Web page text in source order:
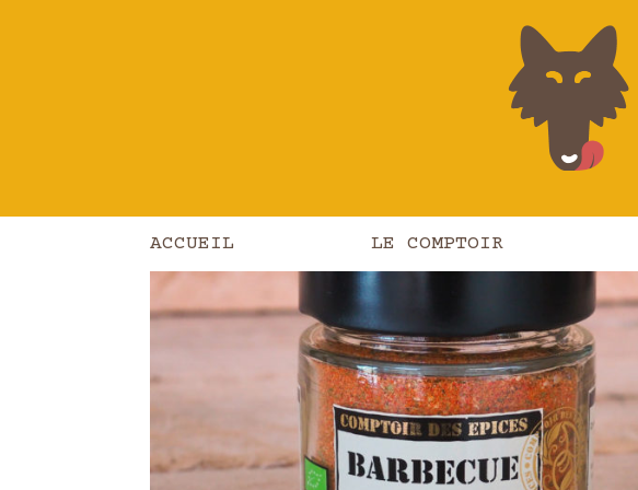
ACCUEIL LE COMPTOIR
/ Barbecue – 55gr